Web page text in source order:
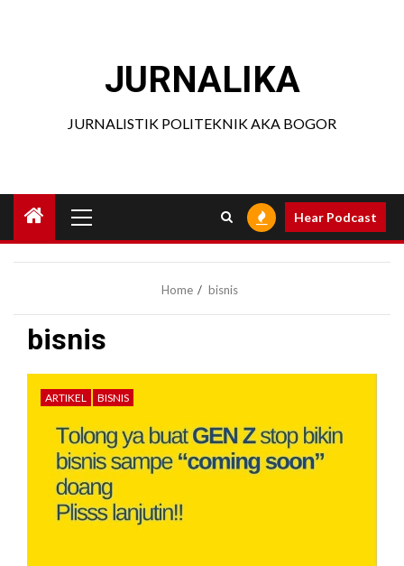
JURNALIKA
JURNALISTIK POLITEKNIK AKA BOGOR
Menu
Hear Podcast
Home bisnis
bisnis
ARTIKEL BISNIS